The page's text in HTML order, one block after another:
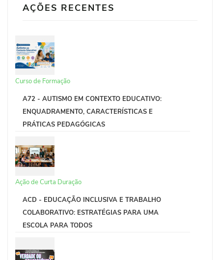
AÇÕES RECENTES
Curso de Formação
A72 - AUTISMO EM CONTEXTO EDUCATIVO:
ENQUADRAMENTO, CARACTERÍSTICAS E
PRÁTICAS PEDAGÓGICAS
Ação de Curta Duração
ACD - EDUCAÇÃO INCLUSIVA E TRABALHO
COLABORATIVO: ESTRATÉGIAS PARA UMA
ESCOLA PARA TODOS